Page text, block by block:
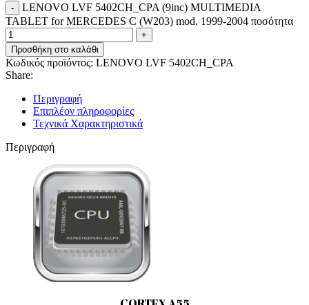
LENOVO LVF 5402CH_CPA (9inc) MULTIMEDIA
TABLET for MERCEDES C (W203) mod. 1999-2004 ποσότητα
Προσθήκη στο καλάθι
Κωδικός προϊόντος: LENOVO LVF 5402CH_CPA
Share:
Περιγραφή
Επιπλέον πληροφορίες
Τεχνικά Χαρακτηριστικά
Περιγραφή